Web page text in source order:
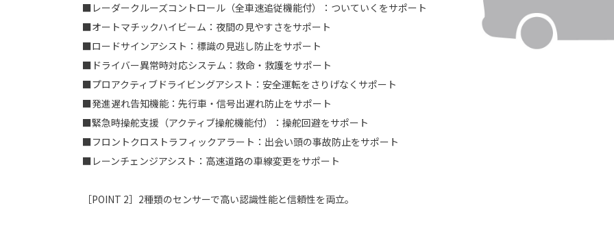
■レーダークルーズコントロール（全車速追従機能付）：ついていくをサポート
■オートマチックハイビーム：夜間の見やすさをサポート
■ロードサインアシスト：標識の見逃し防止をサポート
■ドライバー異常時対応システム：救命・救護をサポート
■プロアクティブドライビングアシスト：安全運転をさりげなくサポート
■発進遅れ告知機能：先行車・信号出遅れ防止をサポート
■緊急時操舵支援（アクティブ操舵機能付）：操舵回避をサポート
■フロントクロストラフィックアラート：出会い頭の事故防止をサポート
■レーンチェンジアシスト：高速道路の車線変更をサポート
［POINT 2］2種類のセンサーで高い認識性能と信頼性を両立。